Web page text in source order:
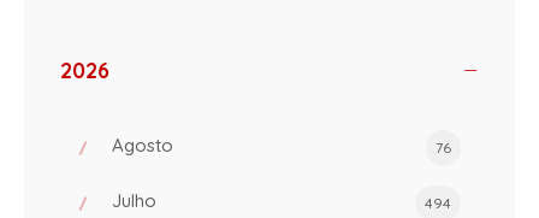
2026
Agosto 76
Julho 494